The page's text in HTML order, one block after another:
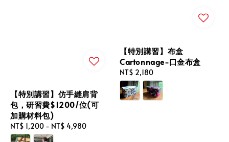
【特別講習】仿手縫肩背
包，研習費$1200/位(可
加購材料包)
Regular
price
NT$ 1,200 - NT$ 4,980
【特別講習】布盒
Cartonnage-口金布盒
Regular
price
NT$ 2,180